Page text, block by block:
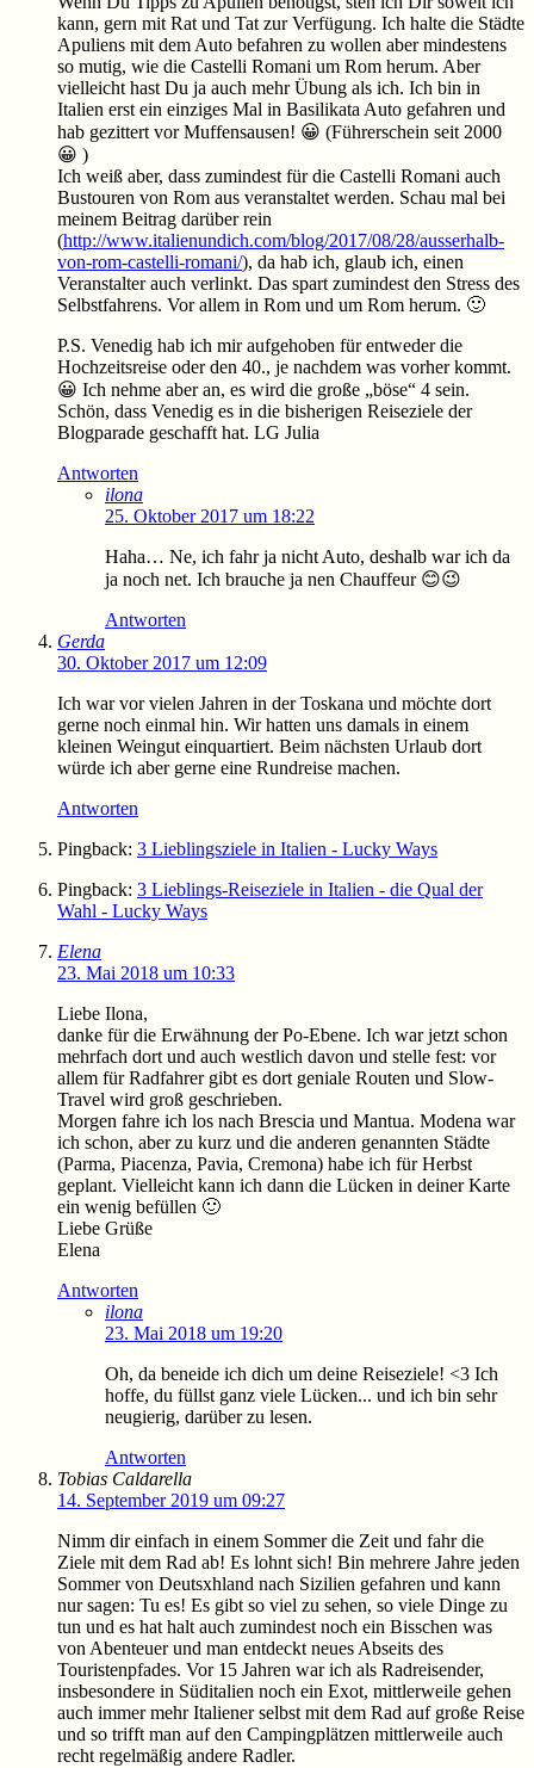
kann, gern mit Rat und Tat zur Verfügung. Ich halte die Städte
Apuliens mit dem Auto befahren zu wollen aber mindestens
so mutig, wie die Castelli Romani um Rom herum. Aber
vielleicht hast Du ja auch mehr Übung als ich. Ich bin in
Italien erst ein einziges Mal in Basilikata Auto gefahren und
hab gezittert vor Muffensausen! 😀 (Führerschein seit 2000
😀 )
Ich weiß aber, dass zumindest für die Castelli Romani auch
Bustouren von Rom aus veranstaltet werden. Schau mal bei
meinem Beitrag darüber rein
(http://www.italienundich.com/blog/2017/08/28/ausserhalb-
von-rom-castelli-romani/), da hab ich, glaub ich, einen
Veranstalter auch verlinkt. Das spart zumindest den Stress des
Selbstfahrens. Vor allem in Rom und um Rom herum. 🙂
P.S. Venedig hab ich mir aufgehoben für entweder die
Hochzeitsreise oder den 40., je nachdem was vorher kommt.
😀 Ich nehme aber an, es wird die große „böse“ 4 sein.
Schön, dass Venedig es in die bisherigen Reiseziele der
Blogparade geschafft hat. LG Julia
Antworten
ilona
25. Oktober 2017 um 18:22
Haha… Ne, ich fahr ja nicht Auto, deshalb war ich da
ja noch net. Ich brauche ja nen Chauffeur 😊😉
Antworten
Gerda
30. Oktober 2017 um 12:09
Ich war vor vielen Jahren in der Toskana und möchte dort
gerne noch einmal hin. Wir hatten uns damals in einem
kleinen Weingut einquartiert. Beim nächsten Urlaub dort
würde ich aber gerne eine Rundreise machen.
Antworten
Pingback: 3 Lieblingsziele in Italien - Lucky Ways
Pingback: 3 Lieblings-Reiseziele in Italien - die Qual der
Wahl - Lucky Ways
Elena
23. Mai 2018 um 10:33
Liebe Ilona,
danke für die Erwähnung der Po-Ebene. Ich war jetzt schon
mehrfach dort und auch westlich davon und stelle fest: vor
allem für Radfahrer gibt es dort geniale Routen und Slow-
Travel wird groß geschrieben.
Morgen fahre ich los nach Brescia und Mantua. Modena war
ich schon, aber zu kurz und die anderen genannten Städte
(Parma, Piacenza, Pavia, Cremona) habe ich für Herbst
geplant. Vielleicht kann ich dann die Lücken in deiner Karte
ein wenig befüllen 🙂
Liebe Grüße
Elena
Antworten
ilona
23. Mai 2018 um 19:20
Oh, da beneide ich dich um deine Reiseziele! <3 Ich
hoffe, du füllst ganz viele Lücken... und ich bin sehr
neugierig, darüber zu lesen.
Antworten
Tobias Caldarella
14. September 2019 um 09:27
Nimm dir einfach in einem Sommer die Zeit und fahr die
Ziele mit dem Rad ab! Es lohnt sich! Bin mehrere Jahre jeden
Sommer von Deutsxhland nach Sizilien gefahren und kann
nur sagen: Tu es! Es gibt so viel zu sehen, so viele Dinge zu
tun und es hat halt auch zumindest noch ein Bisschen was
von Abenteuer und man entdeckt neues Abseits des
Touristenpfades. Vor 15 Jahren war ich als Radreisender,
insbesondere in Süditalien noch ein Exot, mittlerweile gehen
auch immer mehr Italiener selbst mit dem Rad auf große Reise
und so trifft man auf den Campingplätzen mittlerweile auch
recht regelmäßig andere Radler.